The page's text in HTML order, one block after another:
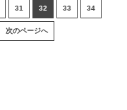
31 32 33 34
次のページへ